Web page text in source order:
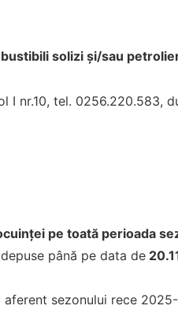
solizi şi/sau
I nr.10, tel. 0256.220.583,
pe toată perioada
până pe data de
sezonului rece